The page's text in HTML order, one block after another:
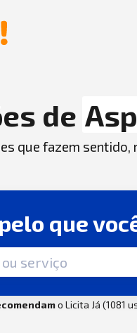
de
que fazem
que
o Licita Já (1081